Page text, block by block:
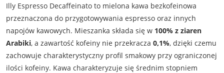
Illy Espresso Decaffeinato to mielona kawa bezkofeinowa
przeznaczona do przygotowywania espresso oraz innych
napojów kawowych. Mieszanka składa się w 100% z ziaren
Arabiki, a zawartość kofeiny nie przekracza 0,1%, dzięki czemu
zachowuje charakterystyczny profil smakowy przy ograniczonej
ilości kofeiny. Kawa charakteryzuje się średnim stopniem